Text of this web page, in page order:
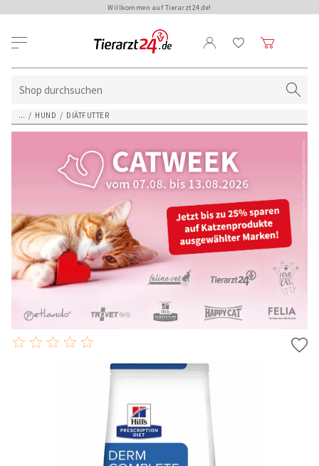
Willkommen auf Tierarzt24.de!
... / HUND / DIÄTFUTTER